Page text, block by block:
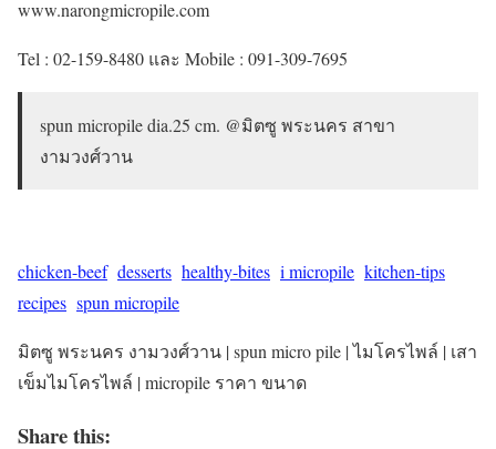
www.narongmicropile.com
Tel : 02-159-8480 และ Mobile : 091-309-7695
spun micropile dia.25 cm. @มิตซู พระนคร สาขา
งามวงศ์วาน
chicken-beef desserts healthy-bites i micropile kitchen-tips
recipes spun micropile
มิตซู พระนคร งามวงศ์วาน | spun micro pile | ไมโครไพล์ | เสา
เข็มไมโครไพล์ | micropile ราคา ขนาด
Share this: